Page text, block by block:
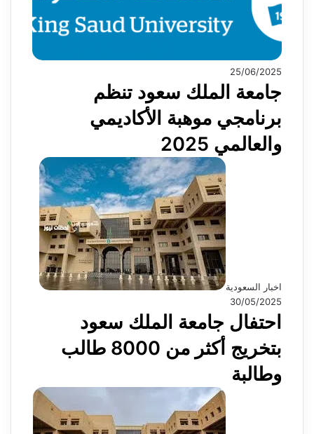
25/06/2025
جامعة الملك سعود تنظم
برنامجي موهبة الأكاديمي
والعالمي 2025
اخبار السعودية
30/05/2025
احتفال جامعة الملك سعود
بتخريج أكثر من 8000 طالب
وطالبة